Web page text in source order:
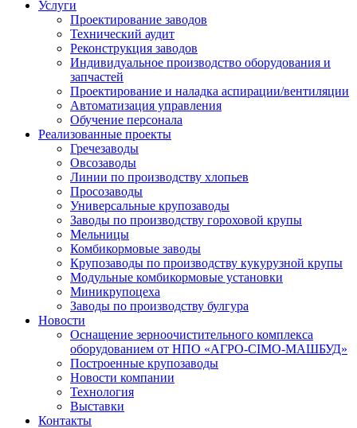
Услуги
Проектирование заводов
Технический аудит
Реконструкция заводов
Индивидуальное производство оборудования и
запчастей
Проектирование и наладка аспирации/вентиляции
Автоматизация управления
Обучение персонала
Реализованные проекты
Гречезаводы
Овсозаводы
Линии по производству хлопьев
Просозаводы
Универсальные крупозаводы
Заводы по производству гороховой крупы
Мельницы
Комбикормовые заводы
Крупозаводы по производству кукурузной крупы
Модульные комбикормовые установки
Миникрупоцеха
Заводы по производству булгура
Новости
Оснащение зерноочистительного комплекса
оборудованием от НПО «АГРО-СІМО-МАШБУД»
Построенные крупозаводы
Новости компании
Технология
Выставки
Контакты